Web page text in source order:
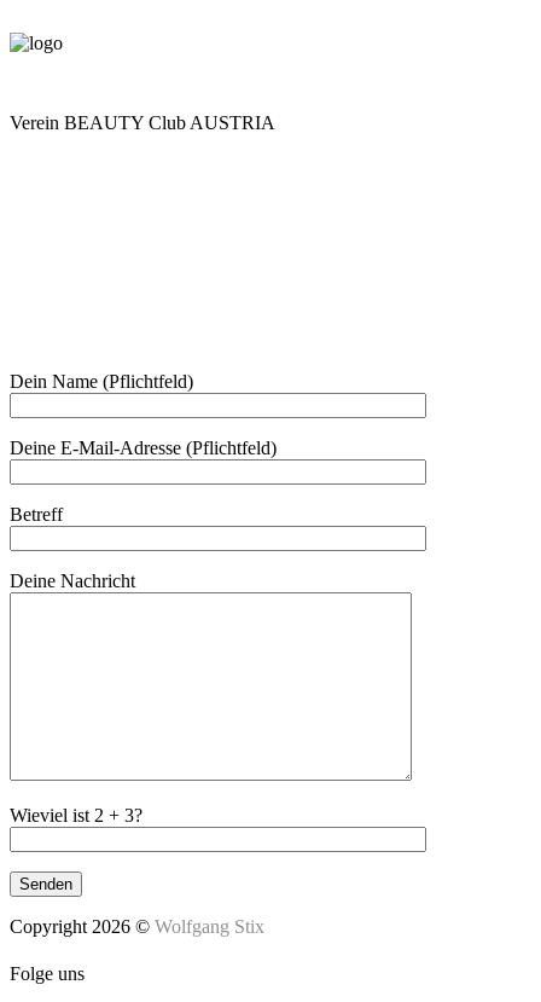
Verein BEAUTY Club AUSTRIA
Dein Name (Pflichtfeld)
Deine E-Mail-Adresse (Pflichtfeld)
Betreff
Deine Nachricht
Wieviel ist 2 + 3?
Copyright 2026 © Wolfgang Stix
Folge uns